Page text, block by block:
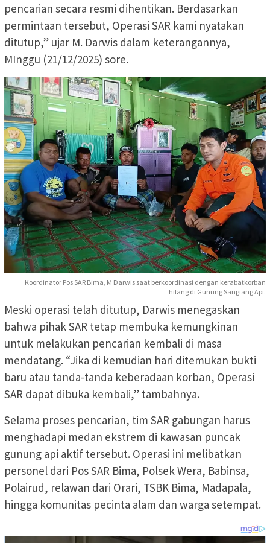
pencarian secara resmi dihentikan. Berdasarkan
permintaan tersebut, Operasi SAR kami nyatakan
ditutup,” ujar M. Darwis dalam keterangannya,
MInggu (21/12/2025) sore.
Koordinator Pos SAR Bima, M Darwis saat berkoordinasi dengan kerabatkorban
hilang di Gunung Sangiang Api.
Meski operasi telah ditutup, Darwis menegaskan
bahwa pihak SAR tetap membuka kemungkinan
untuk melakukan pencarian kembali di masa
mendatang. “Jika di kemudian hari ditemukan bukti
baru atau tanda-tanda keberadaan korban, Operasi
SAR dapat dibuka kembali,” tambahnya.
Selama proses pencarian, tim SAR gabungan harus
menghadapi medan ekstrem di kawasan puncak
gunung api aktif tersebut. Operasi ini melibatkan
personel dari Pos SAR Bima, Polsek Wera, Babinsa,
Polairud, relawan dari Orari, TSBK Bima, Madapala,
hingga komunitas pecinta alam dan warga setempat.